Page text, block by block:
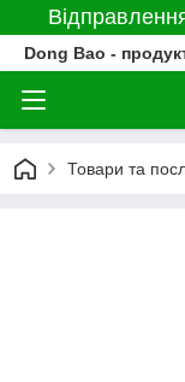
Dong Bao -
Товари та